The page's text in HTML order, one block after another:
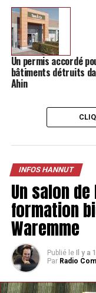
Une belle
FEATURED
SUIVANT
Kiabi va débarquer
NE MANQUEZ PAS
Le skatepark de
Un permis accordé
bâtiments détruits
Ahin
INFOS HANNUT
Un salon
formation
Waremme
Publié le Il y a
Par Radio